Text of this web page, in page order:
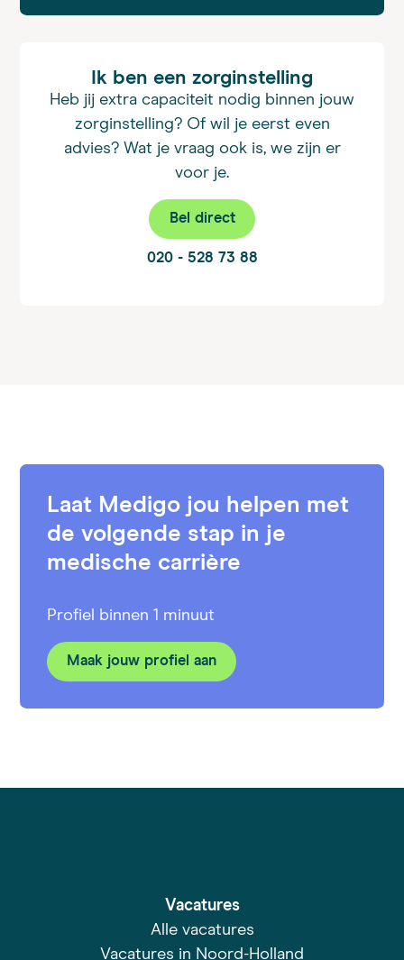
Ik ben een zorginstelling
Heb jij extra capaciteit nodig binnen jouw
zorginstelling? Of wil je eerst even
advies? Wat je vraag ook is, we zijn er
voor je.
Bel direct
020 - 528 73 88
Laat Medigo jou helpen met
de volgende stap in je
medische carrière
Profiel binnen 1 minuut
Maak jouw profiel aan
Vacatures
Alle vacatures
Vacatures in Noord-Holland